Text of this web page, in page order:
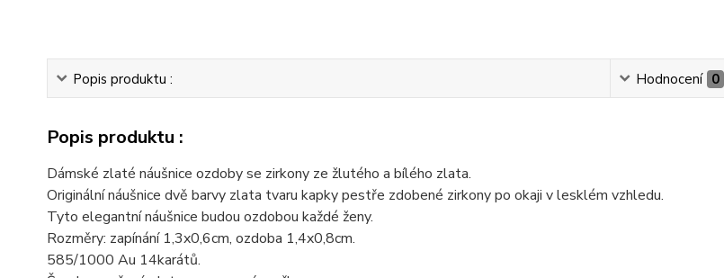
Popis produktu : Hodnocení 0
Popis produktu :
Dámské zlaté náušnice ozdoby se zirkony ze žlutého a bílého zlata.
Originální náušnice dvě barvy zlata tvaru kapky pestře zdobené zirkony po okaji v lesklém vzhledu.
Tyto elegantní náušnice budou ozdobou každé ženy.
Rozměry: zapínání 1,3x0,6cm, ozdoba 1,4x0,8cm.
585/1000 Au 14karátů.